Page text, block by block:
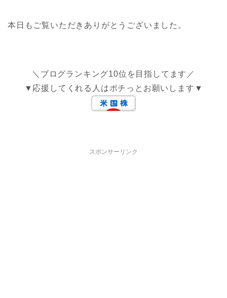
本日もご覧いただきありがとうございました。
＼ブログランキング10位を目指してます／
▼応援してくれる人はポチっとお願いします▼
スポンサーリンク